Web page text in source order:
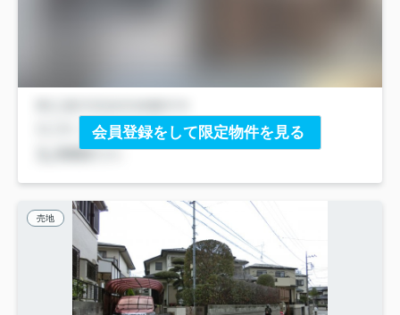
会員登録をして限定物件を見る
売地